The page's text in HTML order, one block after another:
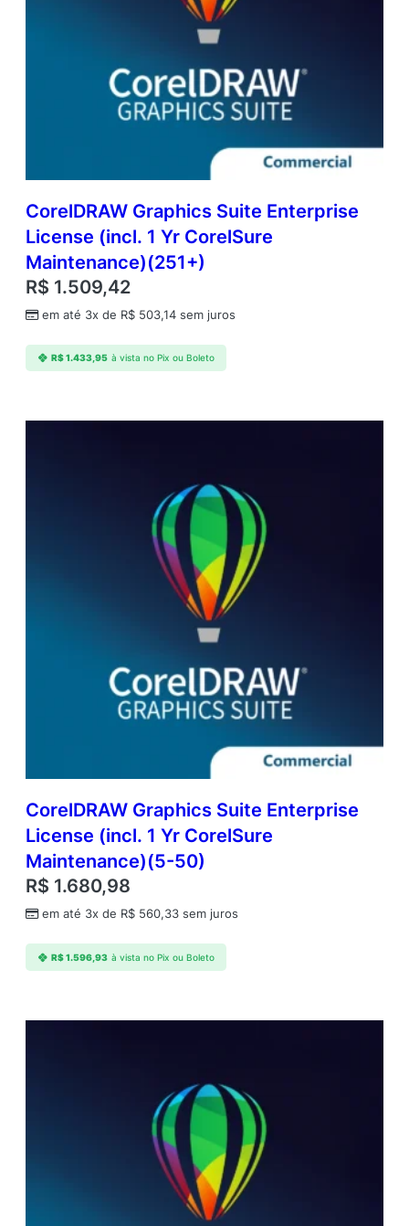
CorelDRAW Graphics Suite Enterprise
License (incl. 1 Yr CorelSure
Maintenance)(251+)
R$ 1.509,42
em até 3x de R$ 503,14 sem juros
R$1.433,95 à vista no Pix ou Boleto
CorelDRAW Graphics Suite Enterprise
License (incl. 1 Yr CorelSure
Maintenance)(5-50)
R$ 1.680,98
em até 3x de R$ 560,33 sem juros
R$1.596,93 à vista no Pix ou Boleto